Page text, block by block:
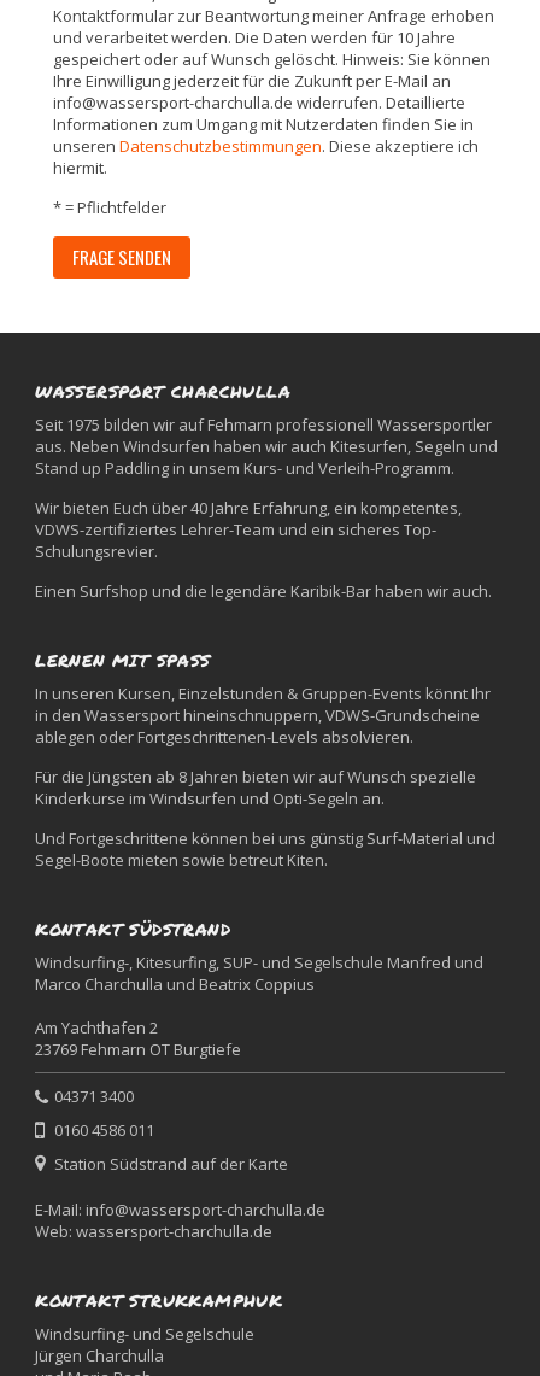
Kontaktformular zur Beantwortung meiner Anfrage erhoben
und verarbeitet werden. Die Daten werden für 10 Jahre
gespeichert oder auf Wunsch gelöscht. Hinweis: Sie können
Ihre Einwilligung jederzeit für die Zukunft per E-Mail an
info@wassersport-charchulla.de widerrufen. Detaillierte
Informationen zum Umgang mit Nutzerdaten finden Sie in
unserenDatenschutzbestimmungen. Diese akzeptiere ich
hiermit.
* = Pflichtfelder
WASSERSPORT CHARCHULLA
Seit 1975 bilden wir auf Fehmarn professionell Wassersportler
aus. Neben Windsurfen haben wir auch Kitesurfen, Segeln und
Stand up Paddling in unsem Kurs- und Verleih-Programm.
Wir bieten Euch über 40 Jahre Erfahrung, ein kompetentes,
VDWS-zertifiziertes Lehrer-Team und ein sicheres Top-
Schulungsrevier.
Einen Surfshop und die legendäre Karibik-Bar haben wir auch.
LERNEN MIT SPASS
In unseren Kursen, Einzelstunden & Gruppen-Events könnt Ihr
in den Wassersport hineinschnuppern, VDWS-Grundscheine
ablegen oder Fortgeschrittenen-Levels absolvieren.
Für die Jüngsten ab 8 Jahren bieten wir auf Wunsch spezielle
Kinderkurse im Windsurfen und Opti-Segeln an.
Und Fortgeschrittene können bei uns günstig Surf-Material und
Segel-Boote mieten sowie betreut Kiten.
KONTAKT SÜDSTRAND
Windsurfing-, Kitesurfing, SUP- und Segelschule Manfred und
Marco Charchulla und Beatrix Coppius
Am Yachthafen 2
23769 Fehmarn OT Burgtiefe
04371 3400
0160 4586 011
Station Südstrand auf der Karte
E-Mail: info@wassersport-charchulla.de
Web:wassersport-charchulla.de
KONTAKT STRUKKAMPHUK
Windsurfing- und Segelschule
Jürgen Charchulla